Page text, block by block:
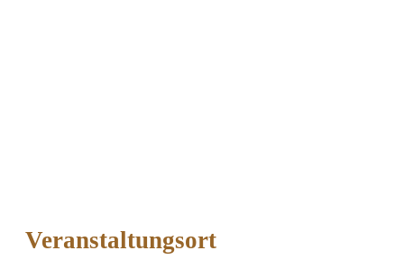
Veranstaltungsort